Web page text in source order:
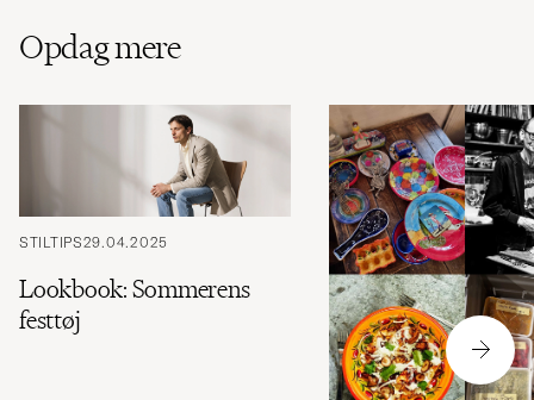
Opdag mere
STILTIPS29.04.2025
Lookbook: Sommerens
festtøj